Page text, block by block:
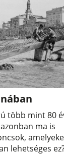
több mint 80
ma is
lehetséges